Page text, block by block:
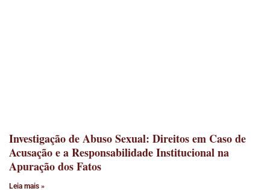
Investigação de Abuso Sexual: Direitos em Caso de
Acusação e a Responsabilidade Institucional na
Apuração dos Fatos
Leia mais »